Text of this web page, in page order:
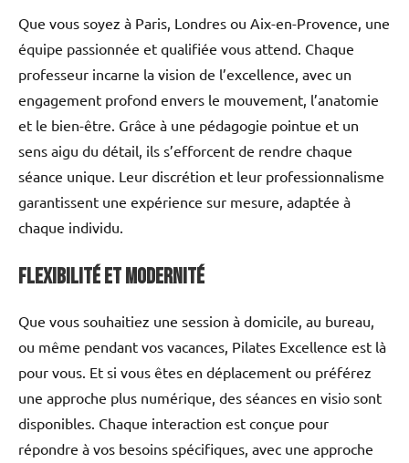
Que vous soyez à Paris, Londres ou Aix-en-Provence, une
équipe passionnée et qualifiée vous attend. Chaque
professeur incarne la vision de l’excellence, avec un
engagement profond envers le mouvement, l’anatomie
et le bien-être. Grâce à une pédagogie pointue et un
sens aigu du détail, ils s’efforcent de rendre chaque
séance unique. Leur discrétion et leur professionnalisme
garantissent une expérience sur mesure, adaptée à
chaque individu.
Flexibilité et modernité
Que vous souhaitiez une session à domicile, au bureau,
ou même pendant vos vacances, Pilates Excellence est là
pour vous. Et si vous êtes en déplacement ou préférez
une approche plus numérique, des séances en visio sont
disponibles. Chaque interaction est conçue pour
répondre à vos besoins spécifiques, avec une approche